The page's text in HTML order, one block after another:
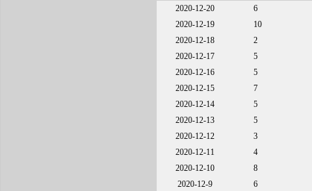
2020-12-20
6
2020-12-19
10
2020-12-18
2
2020-12-17
5
2020-12-16
5
2020-12-15
7
2020-12-14
5
2020-12-13
5
2020-12-12
3
2020-12-11
4
2020-12-10
8
2020-12-9
6